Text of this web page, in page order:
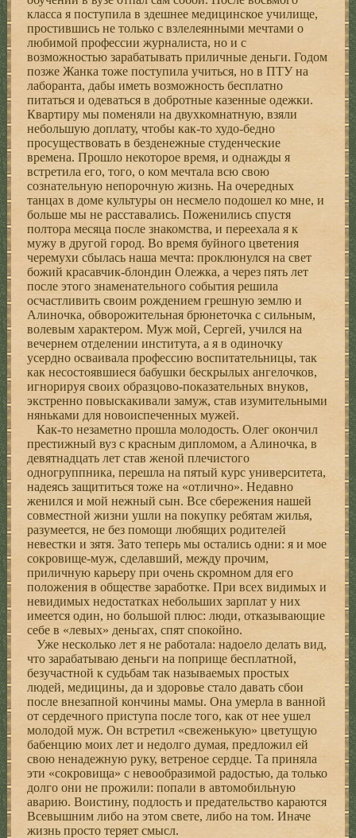
класса я поступила в здешнее медицинское училище,
простившись не только с взлелеянными мечтами о
любимой профессии журналиста, но и с
возможностью зарабатывать приличные деньги. Годом
позже Жанка тоже поступила учиться, но в ПТУ на
лаборанта, дабы иметь возможность бесплатно
питаться и одеваться в добротные казенные одежки.
Квартиру мы поменяли на двухкомнатную, взяли
небольшую доплату, чтобы как-то худо-бедно
просуществовать в безденежные студенческие
времена. Прошло некоторое время, и однажды я
встретила его, того, о ком мечтала всю свою
сознательную непорочную жизнь. На очередных
танцах в доме культуры он несмело подошел ко мне, и
больше мы не расставались. Поженились спустя
полтора месяца после знакомства, и переехала я к
мужу в другой город. Во время буйного цветения
черемухи сбылась наша мечта: проклюнулся на свет
божий красавчик-блондин Олежка, а через пять лет
после этого знаменательного события решила
осчастливить своим рождением грешную землю и
Алиночка, обворожительная брюнеточка с сильным,
волевым характером. Муж мой, Сергей, учился на
вечернем отделении института, а я в одиночку
усердно осваивала профессию воспитательницы, так
как несостоявшиеся бабушки бескрылых ангелочков,
игнорируя своих образцово-показательных внуков,
экстренно повыскакивали замуж, став изумительными
няньками для новоиспеченных мужей.
Как-то незаметно прошла молодость. Олег окончил
престижный вуз с красным дипломом, а Алиночка, в
девятнадцать лет став женой плечистого
одногруппника, перешла на пятый курс университета,
надеясь защититься тоже на «отлично». Недавно
женился и мой нежный сын. Все сбережения нашей
совместной жизни ушли на покупку ребятам жилья,
разумеется, не без помощи любящих родителей
невестки и зятя. Зато теперь мы остались одни: я и мое
сокровище-муж, сделавший, между прочим,
приличную карьеру при очень скромном для его
положения в обществе заработке. При всех видимых и
невидимых недостатках небольших зарплат у них
имеется один, но большой плюс: люди, отказывающие
себе в «левых» деньгах, спят спокойно.
Уже несколько лет я не работала: надоело делать вид,
что зарабатываю деньги на поприще бесплатной,
безучастной к судьбам так называемых простых
людей, медицины, да и здоровье стало давать сбои
после внезапной кончины мамы. Она умерла в ванной
от сердечного приступа после того, как от нее ушел
молодой муж. Он встретил «свеженькую» цветущую
бабенцию моих лет и недолго думая, предложил ей
свою ненадежную руку, ветреное сердце. Та приняла
эти «сокровища» с невообразимой радостью, да только
долго они не прожили: попали в автомобильную
аварию. Воистину, подлость и предательство караются
Всевышним либо на этом свете, либо на том. Иначе
жизнь просто теряет смысл.